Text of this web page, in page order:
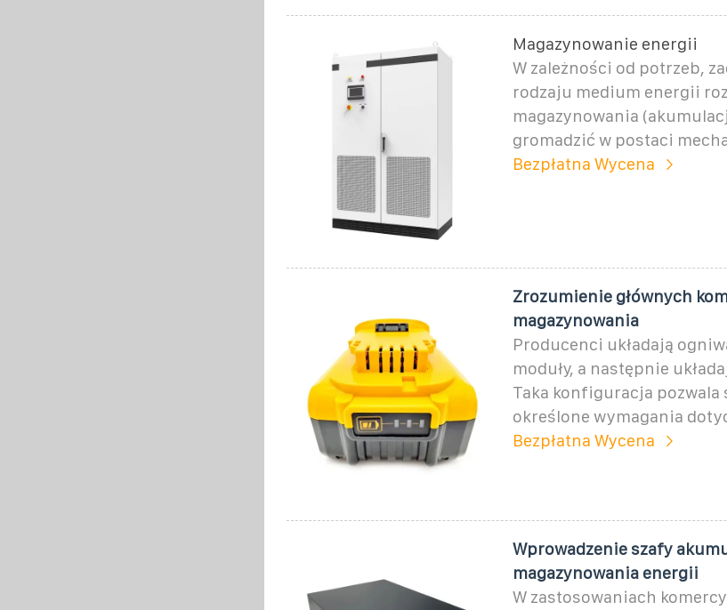
Magazynowanie energii
W zależności od potrzeb,
rodzaju medium energii
magazynowania
gromadzić w postaci
Bezpłatna Wycena
Zrozumienie głównych
magazynowania
Producenci układają
moduły, a następnie
Taka konfiguracja pozwala
określone wymagania
Bezpłatna Wycena
Wprowadzenie szafy
magazynowania energii
W zastosowaniach